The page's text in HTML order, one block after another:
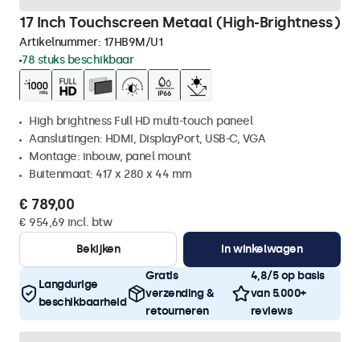
17 Inch Touchscreen Metaal (High-Brightness)
Artikelnummer: 17HB9M/U1
78 stuks beschikbaar
High brightness Full HD multi-touch paneel
Aansluitingen: HDMI, DisplayPort, USB-C, VGA
Montage: inbouw, panel mount
Buitenmaat: 417 x 280 x 44 mm
€ 789,00
€ 954,69 incl. btw
Bekijken
In winkelwagen
Langdurige
beschikbaarheid
Gratis
verzending &
retourneren
4,8/5 op basis
van 5.000+
reviews